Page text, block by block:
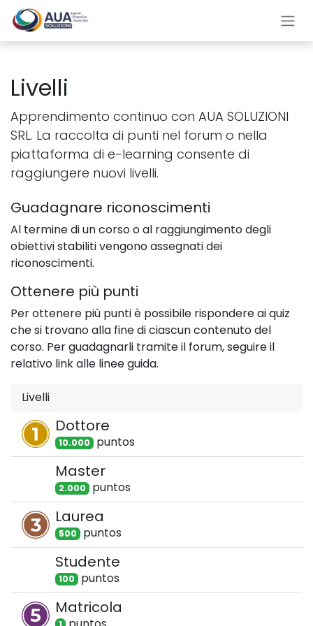
Livelli
Apprendimento continuo con AUA SOLUZIONI
SRL. La raccolta di punti nel forum o nella
piattaforma di e-learning consente di
raggiungere nuovi livelli.
Guadagnare riconoscimenti
Al termine di un corso o al raggiungimento degli
obiettivi stabiliti vengono assegnati dei
riconoscimenti.
Ottenere più punti
Per ottenere più punti è possibile rispondere ai quiz
che si trovano alla fine di ciascun contenuto del
corso. Per guadagnarli tramite il forum, seguire il
relativo link alle linee guida.
Livelli
Dottore
10.000 puntos
Master
2.000 puntos
Laurea
500 puntos
Studente
100 puntos
Matricola